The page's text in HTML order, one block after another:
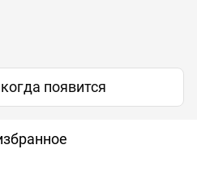
появится